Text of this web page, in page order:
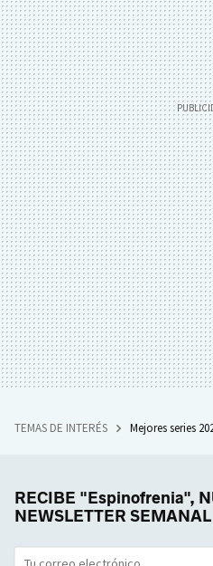
TEMAS DE INTERÉS Mejores series
RECIBE "Espinofrenia",
NEWSLETTER SEMANAL